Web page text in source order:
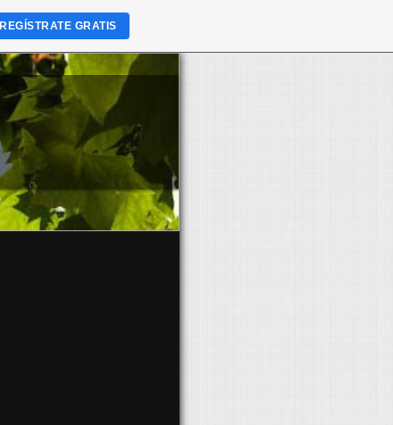
REGÍSTRATE GRATIS